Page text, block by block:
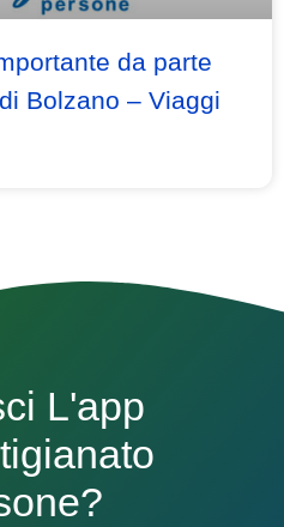
da parte
Bolzano – Viaggi
L'app